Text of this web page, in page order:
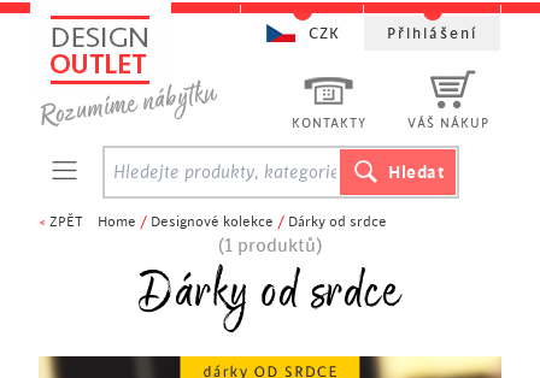
< ZPĚT Home / Designové kolekce / Dárky od srdce
(1 produktů)
Dárky od srdce
KONTAKTY VÁŠ NÁKUP
CZK Přihlášení